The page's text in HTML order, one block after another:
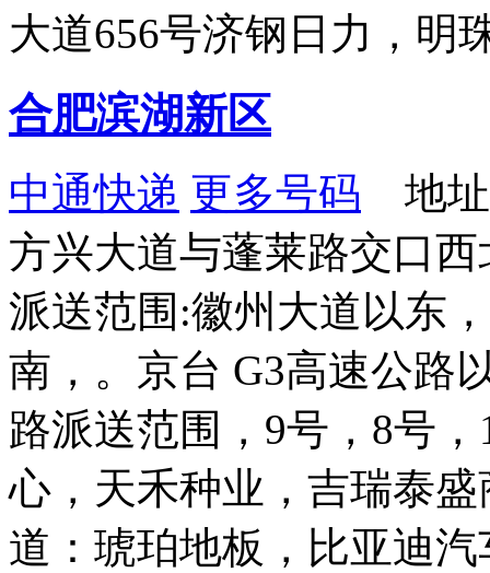
大道656号济钢日力，明
合肥滨湖新区
中通快递 更多号码 地址
方兴大道与蓬莱路交口
派送范围:徽州大道以东
南，。京台 G3高速公路
路派送范围，9号，8号
心，天禾种业，吉瑞泰
道：琥珀地板，比亚迪